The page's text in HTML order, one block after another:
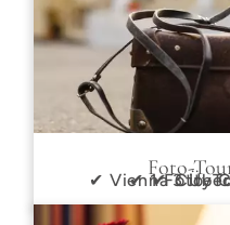
Foto-
✔ 3
✔ Vienna City
✔ 1 Foto-